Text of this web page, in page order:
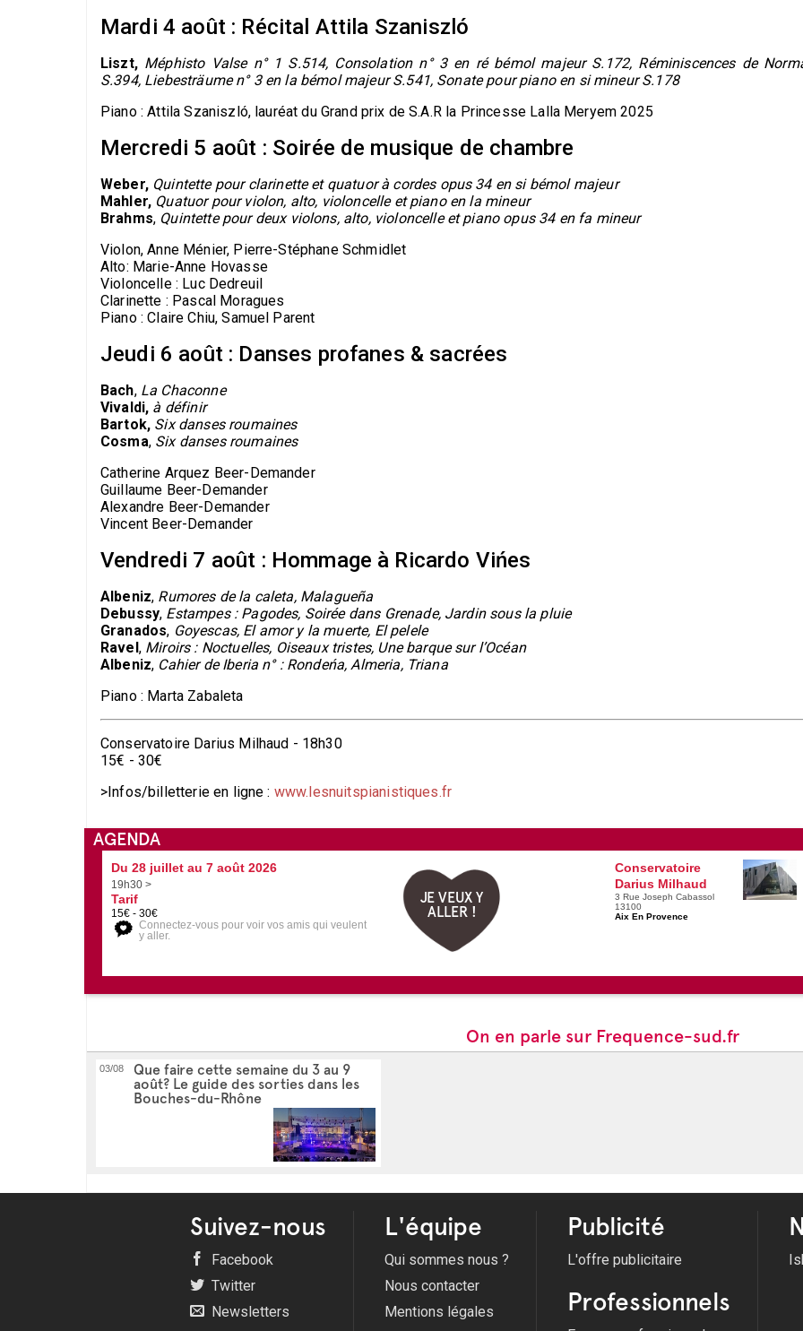
Mardi 4 août : Récital Attila Szaniszló
Liszt, Méphisto Valse n° 1 S.514, Consolation n° 3 en ré bémol majeur S.172, Réminiscences de
S.394, Liebesträume n° 3 en la bémol majeur S.541, Sonate pour piano en si mineur S.178
Piano : Attila Szaniszló, lauréat du Grand prix de S.A.R la Princesse Lalla Meryem 2025
Mercredi 5 août : Soirée de musique de chambre
Weber, Quintette pour clarinette et quatuor à cordes opus 34 en si bémol majeur
Mahler, Quatuor pour violon, alto, violoncelle et piano en la mineur
Brahms, Quintette pour deux violons, alto, violoncelle et piano opus 34 en fa mineur
Violon, Anne Ménier, Pierre-Stéphane Schmidlet
Alto: Marie-Anne Hovasse
Violoncelle : Luc Dedreuil
Clarinette : Pascal Moragues
Piano : Claire Chiu, Samuel Parent
Jeudi 6 août : Danses profanes & sacrées
Bach,La Chaconne
Vivaldi, à définir
Bartok, Six danses roumaines
Cosma, Six danses roumaines
Catherine Arquez Beer-Demander
Guillaume Beer-Demander
Alexandre Beer-Demander
Vincent Beer-Demander
Vendredi 7 août : Hommage à Ricardo Vińes
Albeniz, Rumores de la caleta, Malagueña
Debussy, Estampes : Pagodes, Soirée dans Grenade, Jardin sous la pluie
Granados, Goyescas, El amor y la muerte, El pelele
Ravel, Miroirs : Noctuelles, Oiseaux tristes, Une barque sur l’Océan
Albeniz, Cahier de Iberia n° : Rondeńa, Almeria, Triana
Piano : Marta Zabaleta
Conservatoire Darius Milhaud - 18h30
15€ - 30€
>Infos/billetterie en ligne : www.lesnuitspianistiques.fr
AGENDA
Du 28 juillet au 7 août 2026
19h30 >
Tarif
15€ - 30€
Connectez-vous pour voir vos amis qui veulent
y aller.
JE VEUX Y
ALLER !
Conservatoire
Darius Milhaud
3 Rue Joseph Cabassol
13100
Aix En Provence
On en parle sur Frequence-sud.fr
03/08
Que faire cette semaine du 3 au 9
août? Le guide des sorties dans les
Bouches-du-Rhône
Suivez-nous
Facebook
Twitter
Newsletters
L'équipe
Qui sommes nous ?
Nous contacter
Mentions légales
Publicité
L'offre publicitaire
Professionnels